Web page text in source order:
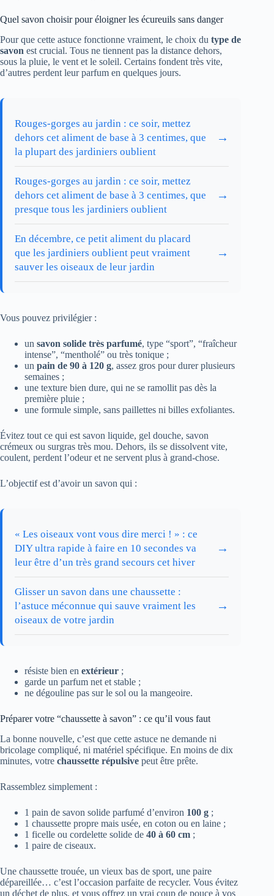
Quel savon choisir pour éloigner les écureuils sans danger
Pour que cette astuce fonctionne vraiment, le choix du type de
savon est crucial. Tous ne tiennent pas la distance dehors,
sous la pluie, le vent et le soleil. Certains fondent très vite,
d’autres perdent leur parfum en quelques jours.
Rouges-gorges au jardin : ce soir, mettez
dehors cet aliment de base à 3 centimes, que
la plupart des jardiniers oublient
→
Rouges-gorges au jardin : ce soir, mettez
dehors cet aliment de base à 3 centimes, que
presque tous les jardiniers oublient
→
En décembre, ce petit aliment du placard
que les jardiniers oublient peut vraiment
sauver les oiseaux de leur jardin
→
Vous pouvez privilégier :
un savon solide très parfumé, type “sport”, “fraîcheur
intense”, “mentholé” ou très tonique ;
un pain de 90 à 120 g, assez gros pour durer plusieurs
semaines ;
une texture bien dure, qui ne se ramollit pas dès la
première pluie ;
une formule simple, sans paillettes ni billes exfoliantes.
Évitez tout ce qui est savon liquide, gel douche, savon
crémeux ou surgras très mou. Dehors, ils se dissolvent vite,
coulent, perdent l’odeur et ne servent plus à grand-chose.
L’objectif est d’avoir un savon qui :
« Les oiseaux vont vous dire merci ! » : ce
DIY ultra rapide à faire en 10 secondes va
leur être d’un très grand secours cet hiver
→
Glisser un savon dans une chaussette :
l’astuce méconnue qui sauve vraiment les
oiseaux de votre jardin
→
résiste bien en extérieur ;
garde un parfum net et stable ;
ne dégouline pas sur le sol ou la mangeoire.
Préparer votre “chaussette à savon” : ce qu’il vous faut
La bonne nouvelle, c’est que cette astuce ne demande ni
bricolage compliqué, ni matériel spécifique. En moins de dix
minutes, votre chaussette répulsive peut être prête.
Rassemblez simplement :
1 pain de savon solide parfumé d’environ 100 g ;
1 chaussette propre mais usée, en coton ou en laine ;
1 ficelle ou cordelette solide de 40 à 60 cm ;
1 paire de ciseaux.
Une chaussette trouée, un vieux bas de sport, une paire
dépareillée… c’est l’occasion parfaite de recycler. Vous évitez
un déchet de plus, et vous offrez un vrai coup de pouce à vos